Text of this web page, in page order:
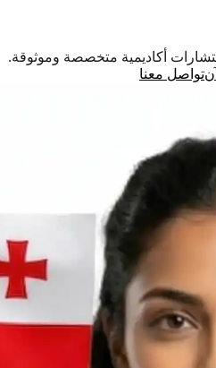
أكاديمية متخصصة وموثوقة.
تواصل معنا